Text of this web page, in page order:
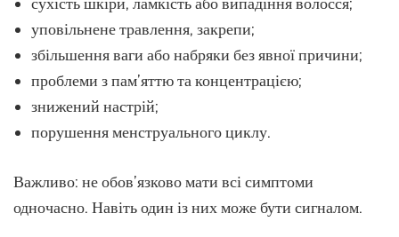
уповільнене травлення, закрепи;
збільшення ваги або набряки без явної причини;
проблеми з пам’яттю та концентрацією;
знижений настрій;
порушення менструального циклу.
Важливо: не обов’язково мати всі симптоми
одночасно. Навіть один із них може бути сигналом.